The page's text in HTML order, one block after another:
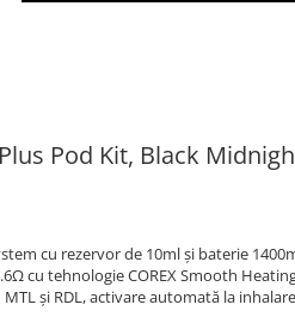
Pod Kit, Black
cu rezervor de 10ml și baterie
cu tehnologie COREX Smooth
și RDL, activare automată la